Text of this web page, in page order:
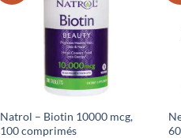
Natrol – Biotin 10000 mcg,
100 comprimés